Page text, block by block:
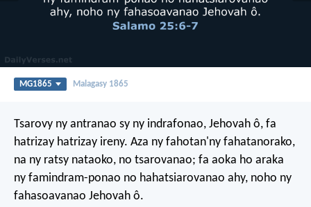
MG1865 Malagasy 1865
Tsarovy ny antranao sy ny indrafonao, Jehovah ô, fa
hatrizay hatrizay ireny. Aza ny fahotan'ny fahatanorako,
na ny ratsy nataoko, no tsarovanao; fa aoka ho araka
ny famindram-ponao no hahatsiarovanao ahy, noho ny
fahasoavanao Jehovah ô.